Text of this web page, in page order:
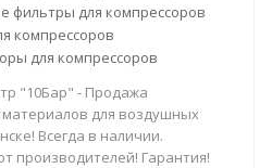
фильтры для компрессоров
компрессоров
для компрессоров
"10Бар" - Продажа
для воздушных
Всегда в наличии.
производителей! Гарантия!